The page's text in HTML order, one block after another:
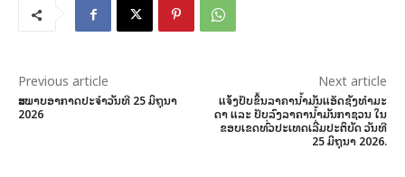
Previous article
ສະພາບອາກາດປະຈໍາວັນທີ 25 ມິຖຸນາ
2026
Next article
ແຈ້ງປັບຂຶ້ນລາ​ຄາ​ນ້ຳ​ມັນ​ແອັດ​ຊັງ​ທຳ​ມະ​
ດາ ແລະ ປັບລົງ​ລາ​ຄາ​ນ້ຳ​ມັນ​ກາ​ຊວນ ​ໃນ​
ຂອບ​ເຂດ​ທົ່ວ​ປະ​ເທດເລີ່ມ​ປະ​ຕິ​ບັດ ວັນ​ທີ
25 ມິຖຸນາ 2026.